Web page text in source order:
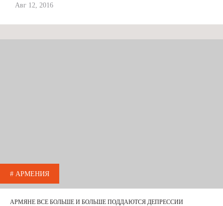
Авг 12, 2016
# АРМЕНИЯ
АРМЯНЕ ВСЕ БОЛЬШЕ И БОЛЬШЕ ПОДДАЮТСЯ ДЕПРЕССИИ